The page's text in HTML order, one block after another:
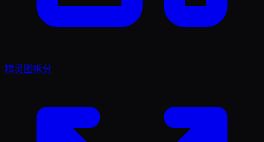
精灵图拆分